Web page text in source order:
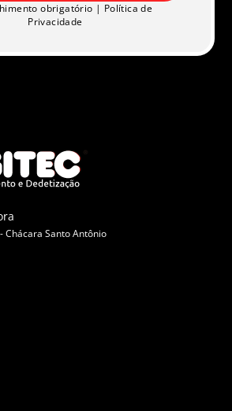
obrigatório | Política de
Privacidade
Chácara Santo Antônio